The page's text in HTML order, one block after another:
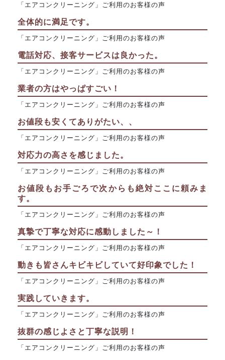
「エアコンクリーニング」ご利用のお客様の声
全体的に満足です。
「エアコンクリーニング」ご利用のお客様の声
電話対応、接客サービスは良かった。
「エアコンクリーニング」ご利用のお客様の声
業者の方はやっぱすごい！
「エアコンクリーニング」ご利用のお客様の声
お値段も安くてありがたい、、
「エアコンクリーニング」ご利用のお客様の声
対応力の高さを感じました。
「エアコンクリーニング」ご利用のお客様の声
お値段もお手ごろで次からも絶対ここに頼みま
す。
「エアコンクリーニング」ご利用のお客様の声
真摯で丁寧な対応に感動しました～！
「エアコンクリーニング」ご利用のお客様の声
動きも皆さんキビキビしていて好印象でした！
「エアコンクリーニング」ご利用のお客様の声
実践していきます。
「エアコンクリーニング」ご利用のお客様の声
抜群の感じよさと丁寧な説明！
「エアコンクリーニング」ご利用のお客様の声